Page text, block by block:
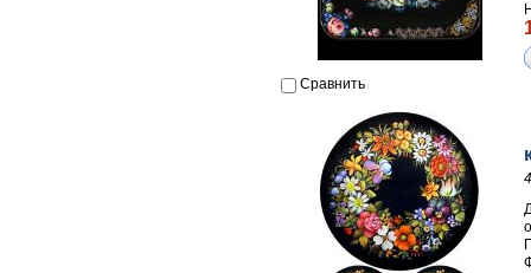
Сравнить